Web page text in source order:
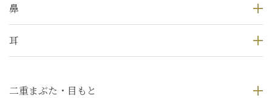
鼻
耳
二重まぶた・目もと